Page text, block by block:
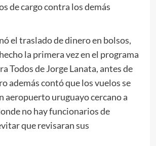
de cargo contra los demás
el traslado de dinero en bolsos,
la primera vez en el programa
Todos de Jorge Lanata, antes de
además contó que los vuelos se
aeropuerto uruguayo cercano a
no hay funcionarios de
que revisaran sus